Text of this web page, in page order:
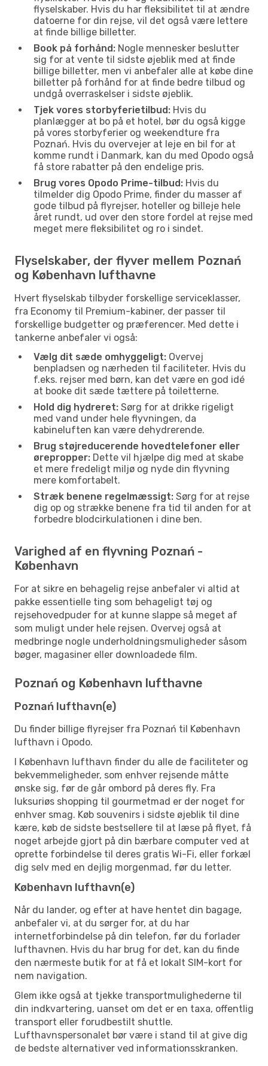
flyselskaber. Hvis du har fleksibilitet til at ændre
datoerne for din rejse, vil det også være lettere
at finde billige billetter.
Book på forhånd: Nogle mennesker beslutter
sig for at vente til sidste øjeblik med at finde
billige billetter, men vi anbefaler alle at købe dine
billetter på forhånd for at finde bedre tilbud og
undgå overraskelser i sidste øjeblik.
Tjek vores storbyferietilbud: Hvis du
planlægger at bo på et hotel, bør du også kigge
på vores storbyferier og weekendture fra
Poznań. Hvis du overvejer at leje en bil for at
komme rundt i Danmark, kan du med Opodo også
få store rabatter på den endelige pris.
Brug vores Opodo Prime-tilbud: Hvis du
tilmelder dig Opodo Prime, finder du masser af
gode tilbud på flyrejser, hoteller og billeje hele
året rundt, ud over den store fordel at rejse med
meget mere fleksibilitet og ro i sindet.
Flyselskaber, der flyver mellem Poznań
og København lufthavne
Hvert flyselskab tilbyder forskellige serviceklasser,
fra Economy til Premium-kabiner, der passer til
forskellige budgetter og præferencer. Med dette i
tankerne anbefaler vi også:
Vælg dit sæde omhyggeligt: Overvej
benpladsen og nærheden til faciliteter. Hvis du
f.eks. rejser med børn, kan det være en god idé
at booke dit sæde tættere på toiletterne.
Hold dig hydreret: Sørg for at drikke rigeligt
med vand under hele flyvningen, da
kabineluften kan være dehydrerende.
Brug støjreducerende hovedtelefoner eller
ørepropper: Dette vil hjælpe dig med at skabe
et mere fredeligt miljø og nyde din flyvning
mere komfortabelt.
Stræk benene regelmæssigt: Sørg for at rejse
dig op og strække benene fra tid til anden for at
forbedre blodcirkulationen i dine ben.
Varighed af en flyvning Poznań -
København
For at sikre en behagelig rejse anbefaler vi altid at
pakke essentielle ting som behageligt tøj og
rejsehovedpuder for at kunne slappe så meget af
som muligt under hele rejsen. Overvej også at
medbringe nogle underholdningsmuligheder såsom
bøger, magasiner eller downloadede film.
Poznań og København lufthavne
Poznań lufthavn(e)
Du finder billige flyrejser fra Poznań til København
lufthavn i Opodo.
I København lufthavn finder du alle de faciliteter og
bekvemmeligheder, som enhver rejsende måtte
ønske sig, før de går ombord på deres fly. Fra
luksuriøs shopping til gourmetmad er der noget for
enhver smag. Køb souvenirs i sidste øjeblik til dine
kære, køb de sidste bestsellere til at læse på flyet, få
noget arbejde gjort på din bærbare computer ved at
oprette forbindelse til deres gratis Wi-Fi, eller forkæl
dig selv med en dejlig morgenmad, før du letter.
København lufthavn(e)
Når du lander, og efter at have hentet din bagage,
anbefaler vi, at du sørger for, at du har
internetforbindelse på din telefon, før du forlader
lufthavnen. Hvis du har brug for det, kan du finde
den nærmeste butik for at få et lokalt SIM-kort for
nem navigation.
Glem ikke også at tjekke transportmulighederne til
din indkvartering, uanset om det er en taxa, offentlig
transport eller forudbestilt shuttle.
Lufthavnspersonalet bør være i stand til at give dig
de bedste alternativer ved informationsskranken.